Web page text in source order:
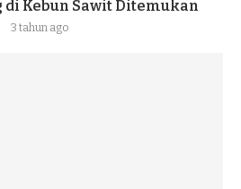
di Kebun Sawit Ditemukan
3 tahun ago